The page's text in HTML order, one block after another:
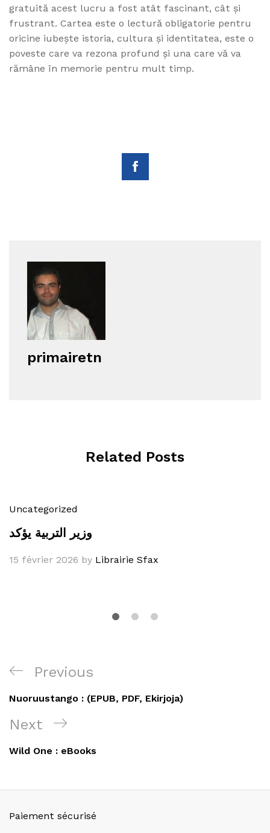
gratuită acest lucru a fost atât fascinant, cât și
frustrant. Cartea este o lectură obligatorie pentru
oricine iubește istoria, cultura și identitatea, este o
poveste care va rezona profund și una care vă va
rămâne în memorie pentru mult timp.
primairetn
Related Posts
Uncategorized
وزير التربية يؤكد
15 février 2026 by Librairie Sfax
Navigation
de
l’article
Previous
Post
Previous
Nuoruustango : (EPUB, PDF, Ekirjoja)
Next
Post
Next
Wild One : eBooks
Paiement sécurisé